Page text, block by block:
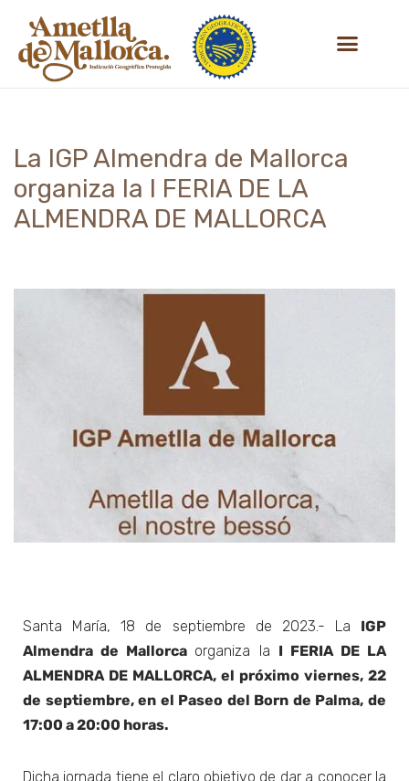
Saltar
La IGP Almendra de Mallorca
organiza la I FERIA DE LA
ALMENDRA DE MALLORCA
Santa María, 18 de septiembre de 2023.- La IGP
Almendra de Mallorca organiza la I FERIA DE LA
ALMENDRA DE MALLORCA, el próximo viernes, 22
de septiembre, en el Paseo del Born de Palma, de
17:00 a 20:00 horas.
Dicha jornada tiene el claro objetivo de dar a conocer la